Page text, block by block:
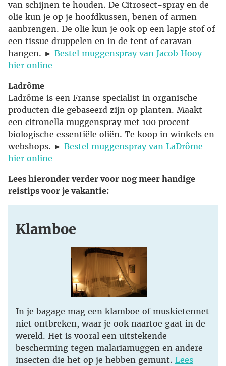
van schijnen te houden. De Citrosect-spray en de
olie kun je op je hoofdkussen, benen of armen
aanbrengen. De olie kun je ook op een lapje stof of
een tissue druppelen en in de tent of caravan
hangen. ► Bestel muggenspray van Jacob Hooy
hier online
Ladrôme
Ladrôme is een Franse specialist in organische
producten die gebaseerd zijn op planten. Maakt
een citronella muggenspray met 100 procent
biologische essentiële oliën. Te koop in winkels en
webshops. ► Bestel muggenspray van LaDrôme
hier online
Lees hieronder verder voor nog meer handige
reistips voor je vakantie:
Klamboe
In je bagage mag een klamboe of muskietennet
niet ontbreken, waar je ook naartoe gaat in de
wereld. Het is vooral een uitstekende
bescherming tegen malariamuggen en andere
insecten die het op je hebben gemunt. Lees